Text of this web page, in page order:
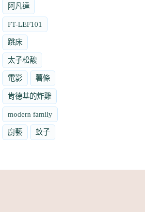
阿凡達
FT-LEF101
跳床
太子松馥
電影 薯條
肯德基的炸雞
modern family
廚藝 蚊子